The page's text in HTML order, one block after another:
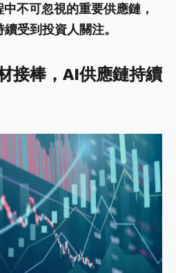
不可忽視的重要供應鏈，
受到投資人關注。
接棒，AI供應鏈持續